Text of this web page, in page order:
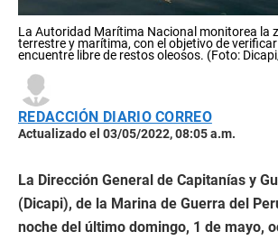
La Autoridad Marítima Nacional monitorea la
terrestre y marítima, con el objetivo de verificar
encuentre libre de restos oleosos. (Foto:
REDACCIÓN DIARIO CORREO
Actualizado el 03/05/2022, 08:05 a.m.
La Dirección General de Capitanías y
(Dicapi), de la Marina de Guerra del
noche del último domingo, 1 de mayo,